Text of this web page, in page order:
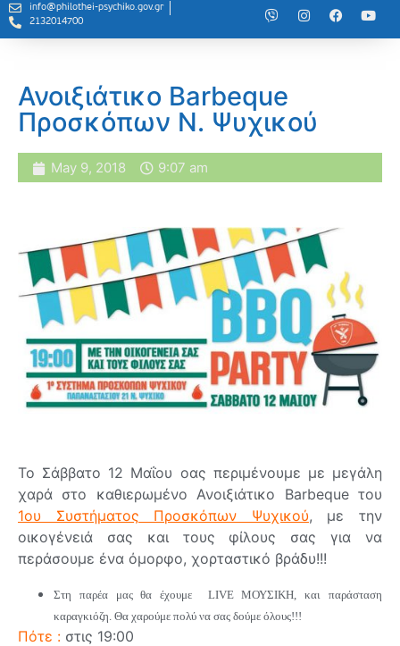
info@philothei-psychiko.gov.gr
2132014700
Ανοιξιάτικο Barbeque
Προσκόπων Ν. Ψυχικού
May 9, 2018 9:07 am
Το Σάββατο 12 Μαΐου οας περιμένουμε με μεγάλη
χαρά στο καθιερωμένο Ανοιξιάτικο Barbeque του
1ου Συστήματος Προσκόπων Ψυχικού, με την
οικογένειά σας και τους φίλους σας για να
περάσουμε ένα όμορφο, χορταστικό βράδυ!!!
Στη παρέα μας θα έχουμε LIVE ΜΟΥΣΙΚΗ, και παράσταση
καραγκιόζη. Θα χαρούμε πολύ να σας δούμε όλους!!!
Πότε : στις 19:00